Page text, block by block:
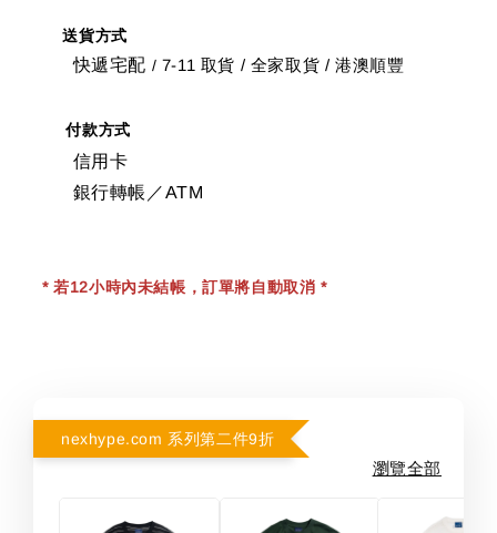
送貨方式
快遞宅配 / 7-11 取貨 / 全家取貨 / 港澳順豐
付款方式
信用卡
銀行轉帳／ATM
* 若12小時內未結帳，訂單將自動取消 *
nexhype.com 系列第二件9折
瀏覽全部